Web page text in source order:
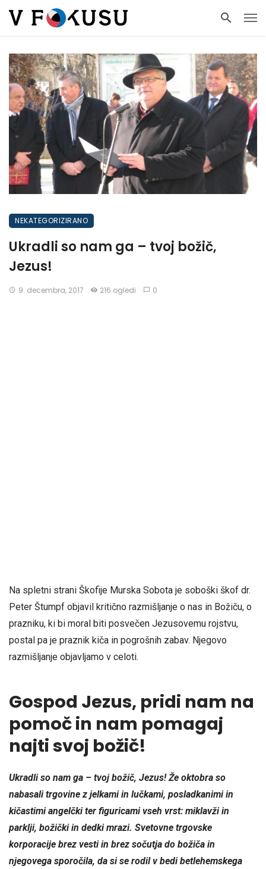
NEKATEGORIZIRANO
Ukradli so nam ga – tvoj božič,
Jezus!
9. decembra, 2017 216 ogledi 0
Na spletni strani Škofije Murska Sobota je soboški škof dr.
Peter Štumpf objavil kritično razmišljanje o nas in Božiču, o
prazniku, ki bi moral biti posvečen Jezusovemu rojstvu,
postal pa je praznik kiča in pogrošnih zabav. Njegovo
razmišljanje objavljamo v celoti.
Gospod Jezus, pridi nam na
pomoč in nam pomagaj
najti svoj božič!
Ukradli so nam ga – tvoj božič, Jezus! Že oktobra so
nabasali trgovine z jelkami in lučkami, posladkanimi in
kičastimi angelčki ter figuricami vseh vrst: miklavži in
parklji, božički in dedki mrazi. Svetovne trgovske
korporacije brez vesti in brez sočutja do božiča in
njegovega sporočila, da si se rodil v bedi betlehemskega